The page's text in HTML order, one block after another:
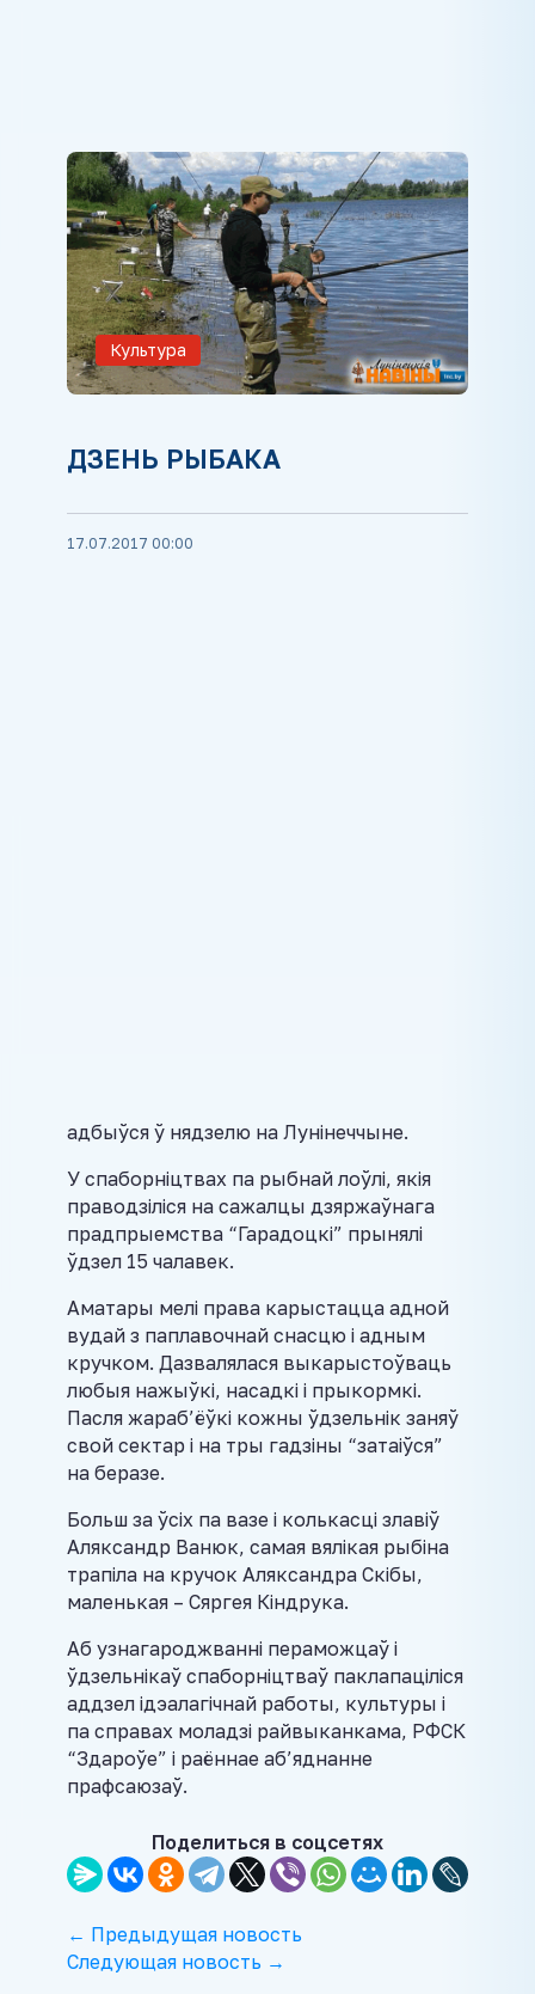
Культура
ДЗЕНЬ РЫБАКА
17.07.2017 00:00
адбыўся ў нядзелю на Лунінеччыне.
У спаборніцтвах па рыбнай лоўлі, якія
праводзіліся на сажалцы дзяржаўнага
прадпрыемства “Гарадоцкі” прынялі
ўдзел 15 чалавек.
Аматары мелі права карыстацца адной
вудай з паплавочнай снасцю і адным
кручком. Дазвалялася выкарыстоўваць
любыя нажыўкі, насадкі і прыкормкі.
Пасля жараб’ёўкі кожны ўдзельнік заняў
свой сектар і на тры гадзіны “затаіўся”
на беразе.
Больш за ўсіх па вазе і колькасці злавіў
Аляксандр Ванюк, самая вялікая рыбіна
трапіла на кручок Аляксандра Скібы,
маленькая – Сяргея Кіндрука.
Аб узнагароджванні пераможцаў і
ўдзельнікаў спаборніцтваў паклапаціліся
аддзел ідэалагічнай работы, культуры і
па справах моладзі райвыканкама, РФСК
“Здароўе” і раённае аб’яднанне
прафсаюзаў.
Поделиться в соцсетях
← Предыдущая новость
Следующая новость →